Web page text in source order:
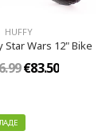
HUFFY
Star Wars 12" Bike
€83.50